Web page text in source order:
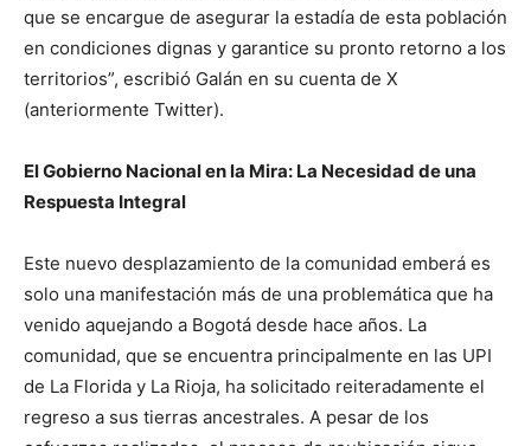
que se encargue de asegurar la estadía de esta población
en condiciones dignas y garantice su pronto retorno a los
territorios”, escribió Galán en su cuenta de X
(anteriormente Twitter).
El Gobierno Nacional en la Mira: La Necesidad de una
Respuesta Integral
Este nuevo desplazamiento de la comunidad emberá es
solo una manifestación más de una problemática que ha
venido aquejando a Bogotá desde hace años. La
comunidad, que se encuentra principalmente en las UPI
de La Florida y La Rioja, ha solicitado reiteradamente el
regreso a sus tierras ancestrales. A pesar de los